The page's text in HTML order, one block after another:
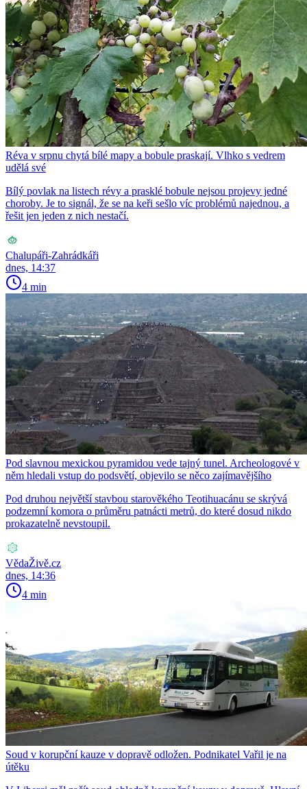
Réva v srpnu chytá bílé mapy a bobule praskají. Vlhko s vedrem
udělá své
Bílý povlak na listech révy a prasklé bobule nejsou projevy jedné
choroby. Je to signál, že se na keři sešlo víc problémů najednou, a
řešit jen jeden z nich nestačí.
Chalupáři-Zahrádkáři
dnes, 14:37
4 min
Pod slavnou mexickou pyramidou vede tajný tunel. Archeologové v
něm hledali vstup do podsvětí, objevilo se něco zajímavějšího
Pod druhou největší stavbou starověkého Teotihuacánu se skrývá
podzemní komora o průměru patnácti metrů, do které dosud nikdo
prokazatelně nevstoupil.
VědaŽivě.cz
dnes, 14:36
4 min
Soud v korupční kauze v dopravě odložen. Podnikatel Vařil je na
útěku